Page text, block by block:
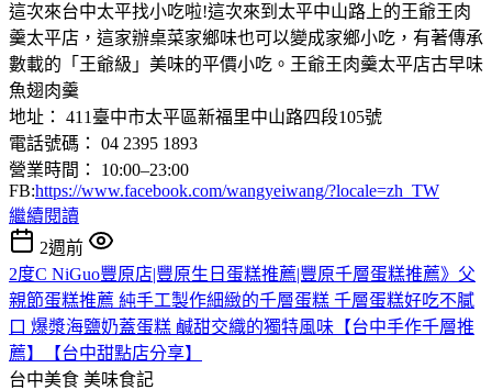
這次來台中太平找小吃啦!這次來到太平中山路上的王爺王肉
羹太平店，這家辦桌菜家鄉味也可以變成家鄉小吃，有著傳承
數載的「王爺級」美味的平價小吃。王爺王肉羹太平店古早味
魚翅肉羹
地址： 411臺中市太平區新福里中山路四段105號
電話號碼： 04 2395 1893
營業時間： 10:00–23:00
FB:https://www.facebook.com/wangyeiwang/?locale=zh_TW
繼續閱讀
2週前
2度C NiGuo豐原店|豐原生日蛋糕推薦|豐原千層蛋糕推薦》父
親節蛋糕推薦 純手工製作細緻的千層蛋糕 千層蛋糕好吃不膩
口 爆漿海鹽奶蓋蛋糕 鹹甜交織的獨特風味【台中手作千層推
薦】【台中甜點店分享】
台中美食 美味食記